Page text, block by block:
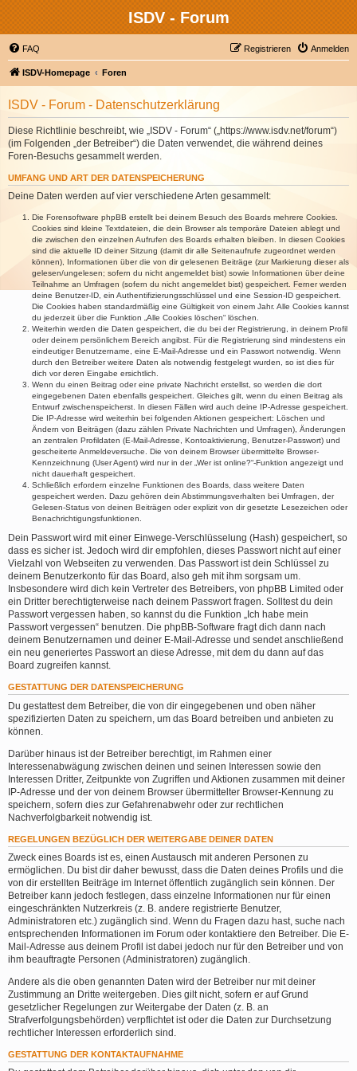
ISDV - Forum
FAQ Anmelden
Registrieren
ISDV-Homepage Foren
ISDV - Forum - Datenschutzerklärung
Diese Richtlinie beschreibt, wie „ISDV - Forum“ („https://www.isdv.net/forum“)
(im Folgenden „der Betreiber“) die Daten verwendet, die während deines
Foren-Besuchs gesammelt werden.
UMFANG UND ART DER DATENSPEICHERUNG
Deine Daten werden auf vier verschiedene Arten gesammelt:
Die Forensoftware phpBB erstellt bei deinem Besuch des Boards mehrere Cookies.
Cookies sind kleine Textdateien, die dein Browser als temporäre Dateien ablegt und
die zwischen den einzelnen Aufrufen des Boards erhalten bleiben. In diesen Cookies
sind die aktuelle ID deiner Sitzung (damit dir alle Seitenaufrufe zugeordnet werden
können), Informationen über die von dir gelesenen Beiträge (zur Markierung dieser als
gelesen/ungelesen; sofern du nicht angemeldet bist) sowie Informationen über deine
Teilnahme an Umfragen (sofern du nicht angemeldet bist) gespeichert. Ferner werden
deine Benutzer-ID, ein Authentifizierungsschlüssel und eine Session-ID gespeichert.
Die Cookies haben standardmäßig eine Gültigkeit von einem Jahr. Alle Cookies kannst
du jederzeit über die Funktion „Alle Cookies löschen“ löschen.
Weiterhin werden die Daten gespeichert, die du bei der Registrierung, in deinem Profil
oder deinem persönlichem Bereich angibst. Für die Registrierung sind mindestens ein
eindeutiger Benutzername, eine E-Mail-Adresse und ein Passwort notwendig. Wenn
durch den Betreiber weitere Daten als notwendig festgelegt wurden, so ist dies für
dich vor deren Eingabe ersichtlich.
Wenn du einen Beitrag oder eine private Nachricht erstellst, so werden die dort
eingegebenen Daten ebenfalls gespeichert. Gleiches gilt, wenn du einen Beitrag als
Entwurf zwischenspeicherst. In diesen Fällen wird auch deine IP-Adresse gespeichert.
Die IP-Adresse wird weiterhin bei folgenden Aktionen gespeichert: Löschen und
Ändern von Beiträgen (dazu zählen Private Nachrichten und Umfragen), Änderungen
an zentralen Profildaten (E-Mail-Adresse, Kontoaktivierung, Benutzer-Passwort) und
gescheiterte Anmeldeversuche. Die von deinem Browser übermittelte Browser-
Kennzeichnung (User Agent) wird nur in der „Wer ist online?“-Funktion angezeigt und
nicht dauerhaft gespeichert.
Schließlich erfordern einzelne Funktionen des Boards, dass weitere Daten
gespeichert werden. Dazu gehören dein Abstimmungsverhalten bei Umfragen, der
Gelesen-Status von deinen Beiträgen oder explizit von dir gesetzte Lesezeichen oder
Benachrichtigungsfunktionen.
Dein Passwort wird mit einer Einwege-Verschlüsselung (Hash) gespeichert, so
dass es sicher ist. Jedoch wird dir empfohlen, dieses Passwort nicht auf einer
Vielzahl von Webseiten zu verwenden. Das Passwort ist dein Schlüssel zu
deinem Benutzerkonto für das Board, also geh mit ihm sorgsam um.
Insbesondere wird dich kein Vertreter des Betreibers, von phpBB Limited oder
ein Dritter berechtigterweise nach deinem Passwort fragen. Solltest du dein
Passwort vergessen haben, so kannst du die Funktion „Ich habe mein
Passwort vergessen“ benutzen. Die phpBB-Software fragt dich dann nach
deinem Benutzernamen und deiner E-Mail-Adresse und sendet anschließend
ein neu generiertes Passwort an diese Adresse, mit dem du dann auf das
Board zugreifen kannst.
GESTATTUNG DER DATENSPEICHERUNG
Du gestattest dem Betreiber, die von dir eingegebenen und oben näher
spezifizierten Daten zu speichern, um das Board betreiben und anbieten zu
können.
Darüber hinaus ist der Betreiber berechtigt, im Rahmen einer
Interessenabwägung zwischen deinen und seinen Interessen sowie den
Interessen Dritter, Zeitpunkte von Zugriffen und Aktionen zusammen mit deiner
IP-Adresse und der von deinem Browser übermittelter Browser-Kennung zu
speichern, sofern dies zur Gefahrenabwehr oder zur rechtlichen
Nachverfolgbarkeit notwendig ist.
REGELUNGEN BEZÜGLICH DER WEITERGABE DEINER DATEN
Zweck eines Boards ist es, einen Austausch mit anderen Personen zu
ermöglichen. Du bist dir daher bewusst, dass die Daten deines Profils und die
von dir erstellten Beiträge im Internet öffentlich zugänglich sein können. Der
Betreiber kann jedoch festlegen, dass einzelne Informationen nur für einen
eingeschränkten Nutzerkreis (z. B. andere registrierte Benutzer,
Administratoren etc.) zugänglich sind. Wenn du Fragen dazu hast, suche nach
entsprechenden Informationen im Forum oder kontaktiere den Betreiber. Die E-
Mail-Adresse aus deinem Profil ist dabei jedoch nur für den Betreiber und von
ihm beauftragte Personen (Administratoren) zugänglich.
Andere als die oben genannten Daten wird der Betreiber nur mit deiner
Zustimmung an Dritte weitergeben. Dies gilt nicht, sofern er auf Grund
gesetzlicher Regelungen zur Weitergabe der Daten (z. B. an
Strafverfolgungsbehörden) verpflichtet ist oder die Daten zur Durchsetzung
rechtlicher Interessen erforderlich sind.
GESTATTUNG DER KONTAKTAUFNAHME